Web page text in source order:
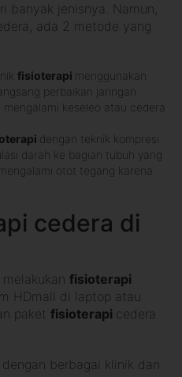
banyak jenisnya. Namun,
ada 2 metode yang
fisioterapi menggunakan
perbaikan jaringan
keseleo atau cedera
dengan teknik kompresi
darah ke bagian tubuh yang
otot tegang karena
cedera di
fisioterapi
HDmall di laptop atau
paket fisioterapi cedera
berbagai klinik dan